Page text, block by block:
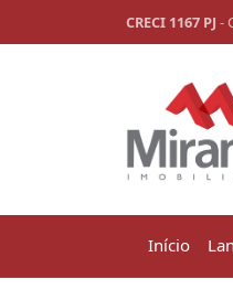
CRECI 1167 PJ -
Início